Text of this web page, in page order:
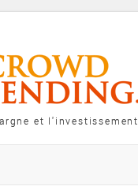
et l'investissement